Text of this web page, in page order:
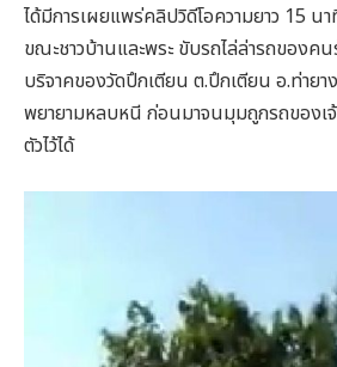
ได้มีการเผยแพร่คลิปวิดีโอความยาว 15 น
ขณะชาวบ้านและพระ ขับรถไล่ล่ารถของค
บริจาคของวัดปึกเตียน ต.ปึกเตียน อ.ท่ายา
พยายามหลบหนี ก่อนมาจนมุมถูกรถของเ
ตัวไว้ได้